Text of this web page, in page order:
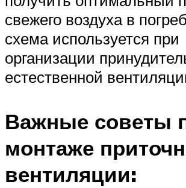
свежего воздуха в
схема используется при
организации
естественной
Важные советы
монтаже
вентиляции: